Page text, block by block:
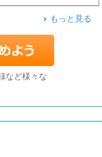
もっと見る
など様々な